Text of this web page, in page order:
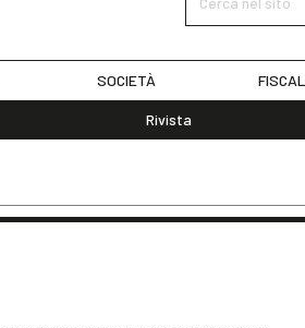
SOCIETÀ
Rivista